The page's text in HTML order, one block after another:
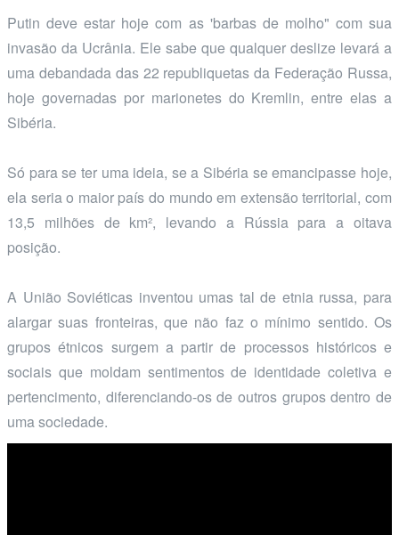
Putin deve estar hoje com as 'barbas de molho" com sua
invasão da Ucrânia. Ele sabe que qualquer deslize levará a
uma debandada das 22 republiquetas da Federação Russa,
hoje governadas por marionetes do Kremlin, entre elas a
Sibéria.
Só para se ter uma ideia, se a Sibéria se emancipasse hoje,
ela seria o maior país do mundo em extensão territorial, com
13,5 milhões de km², levando a Rússia para a oitava
posição.
A União Soviéticas inventou umas tal de etnia russa, para
alargar suas fronteiras, que não faz o mínimo sentido. Os
grupos étnicos surgem a partir de processos históricos e
sociais que moldam sentimentos de identidade coletiva e
pertencimento, diferenciando-os de outros grupos dentro de
uma sociedade.